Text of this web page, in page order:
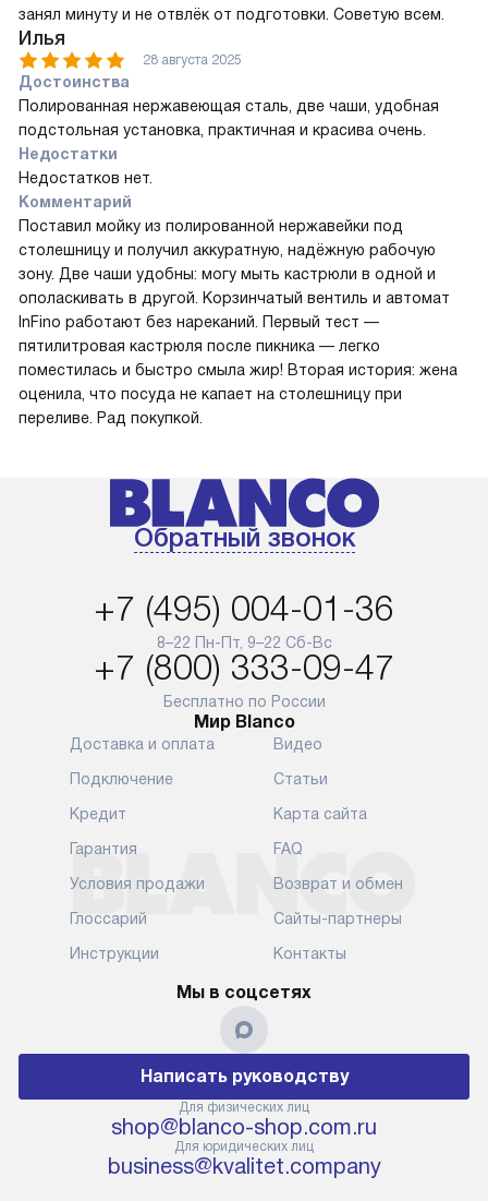
занял минуту и не отвлёк от подготовки. Советую всем.
Илья
28 августа 2025
Достоинства
Полированная нержавеющая сталь, две чаши, удобная
подстольная установка, практичная и красива очень.
Недостатки
Недостатков нет.
Комментарий
Поставил мойку из полированной нержавейки под
столешницу и получил аккуратную, надёжную рабочую
зону. Две чаши удобны: могу мыть кастрюли в одной и
ополаскивать в другой. Корзинчатый вентиль и автомат
InFino работают без нареканий. Первый тест —
пятилитровая кастрюля после пикника — легко
поместилась и быстро смыла жир! Вторая история: жена
оценила, что посуда не капает на столешницу при
переливе. Рад покупкой.
Обратный звонок
+7 (495) 004-01-36
8–22 Пн-Пт, 9–22 Сб-Вс
+7 (800) 333-09-47
Бесплатно по России
Мир Blanco
Доставка и оплата
Подключение
Кредит
Гарантия
Условия продажи
Глоссарий
Инструкции
Видео
Статьи
Карта сайта
FAQ
Возврат и обмен
Сайты-партнеры
Контакты
Мы в соцсетях
Написать руководству
Для физических лиц
shop@blanco-shop.com.ru
Для юридических лиц
business@kvalitet.company